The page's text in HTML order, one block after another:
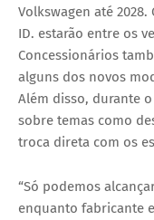
Volkswagen até
ID. estarão entre os
Concessionários
alguns dos novos
Além disso, durante
sobre temas como
troca direta com os
“Só podemos
enquanto fabricante